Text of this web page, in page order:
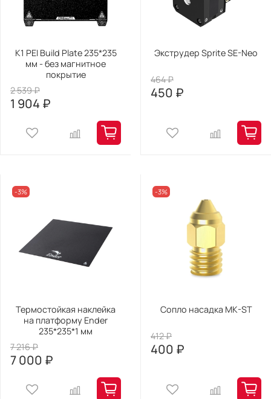
K1 PEI Build Plate 235*235
мм - без магнитное
покрытие
2 539 ₽
1 904 ₽
Экструдер Sprite SE-Neo
464 ₽
450 ₽
-3%
Термостойкая наклейка
на платформу Ender
235*235*1 мм
7 216 ₽
7 000 ₽
-3%
Сопло насадка MK-ST
412 ₽
400 ₽